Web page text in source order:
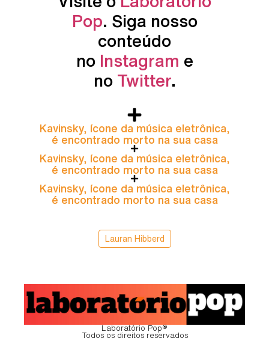
Pop. Siga nosso
conteúdo
no Instagram e
no Twitter.
Kavinsky, ícone da música eletrônica,
é encontrado morto na sua casa
Kavinsky, ícone da música eletrônica,
é encontrado morto na sua casa
Kavinsky, ícone da música eletrônica,
é encontrado morto na sua casa
Lauran Hibberd
Laboratório Pop®
Todos os direitos reservados